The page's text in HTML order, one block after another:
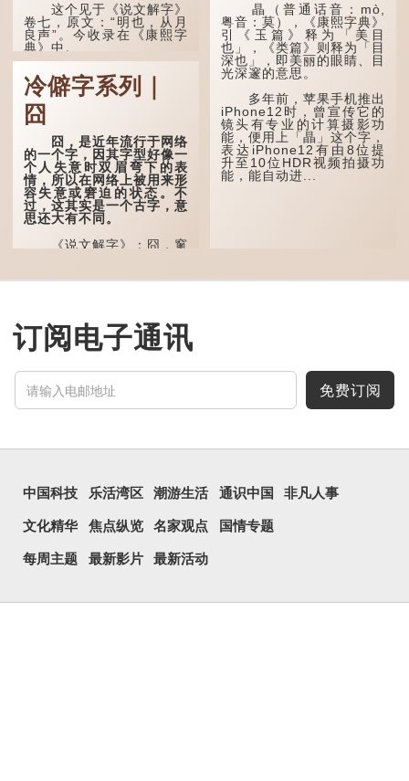
这个见于《说文解字》
卷七，原文：“明也，从月
良声”。今收录在《康熙字
典》中。
这个字，用法颇多。
“朤朤干坤，舍我其
谁。”干坤是《周易》中的
两个卦名，这里指天地、宇
宙等，形容政治清明，天下
太平！
“天空朤朤，任鸟儿高
飞。”也是指天清气明，鸟
儿可高飞。
“朤朤脆脆”就是形容办
事爽快干脆。我...
冷僻字系列｜
囧
囧，是近年流行于网络
的一个字，因其字型好像一
个人失意时双眉弯下的表
情，所以在网络上被用来形
容失意或窘迫的状态。不
过，这其实是一个古字，意
思还大有不同。
《说文解字》：囧，窻
「囱」一样都是「窗」的象
示在囧地种黍。
这个古字十分少用，直
行表情符号，这个字也被网
民当做表情符号来用。
囧字的「八」像一对委
瞐（普通话音：mò,
粤音：莫），《康熙字典》
引《玉篇》释为「美目
也」，《类篇》则释为「目
深也」，即美丽的眼睛、目
光深邃的意思。
多年前，苹果手机推出
iPhone12时，曾宣传它的
镜头有专业的计算摄影功
能，便用上「瞐」这个字，
表达iPhone12有由8位提
升至10位HDR视频拍摄功
能，能自动进...
订阅电子通讯
免费订阅
中国科技 乐活湾区 潮游生活 通识中国 非凡人事
文化精华 焦点纵览 名家观点 国情专题
每周主题 最新影片 最新活动